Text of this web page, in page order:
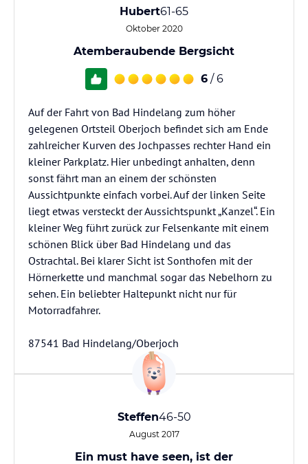
Hubert61-65
Oktober 2020
Atemberaubende Bergsicht
6 / 6
Auf der Fahrt von Bad Hindelang zum höher
gelegenen Ortsteil Oberjoch befindet sich am Ende
zahlreicher Kurven des Jochpasses rechter Hand ein
kleiner Parkplatz. Hier unbedingt anhalten, denn
sonst fährt man an einem der schönsten
Aussichtpunkte einfach vorbei. Auf der linken Seite
liegt etwas versteckt der Aussichtspunkt „Kanzel“. Ein
kleiner Weg führt zurück zur Felsenkante mit einem
schönen Blick über Bad Hindelang und das
Ostrachtal. Bei klarer Sicht ist Sonthofen mit der
Hörnerkette und manchmal sogar das Nebelhorn zu
sehen. Ein beliebter Haltepunkt nicht nur für
Motorradfahrer.
87541 Bad Hindelang/Oberjoch
Steffen46-50
August 2017
Ein must have seen, ist der